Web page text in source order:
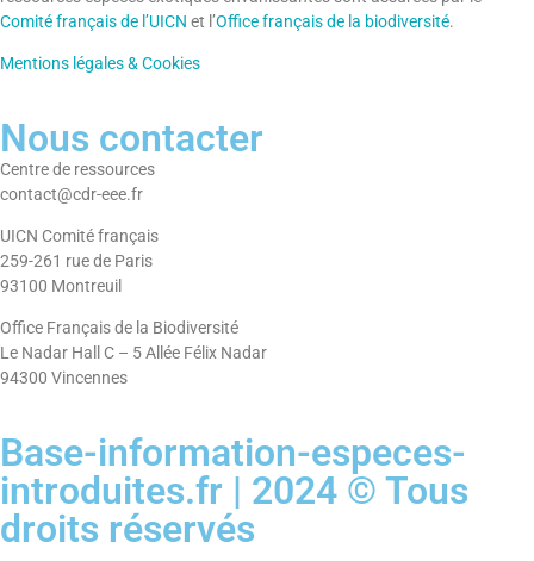
Comité français de l’UICN et l’Office français de la biodiversité.
Mentions légales & Cookies
Nous contacter
Centre de ressources
contact@cdr-eee.fr
UICN Comité français
259-261 rue de Paris
93100 Montreuil
Office Français de la Biodiversité
Le Nadar Hall C – 5 Allée Félix Nadar
94300 Vincennes
Base-information-especes-
introduites.fr | 2024 © Tous
droits réservés